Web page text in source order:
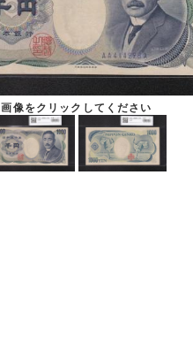
画像をクリックしてください